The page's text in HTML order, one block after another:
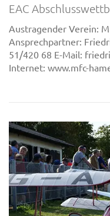
EAC
Austragender Verein:
Ansprechpartner:
51/420 68 E-Mail:
Internet: www.mfc-